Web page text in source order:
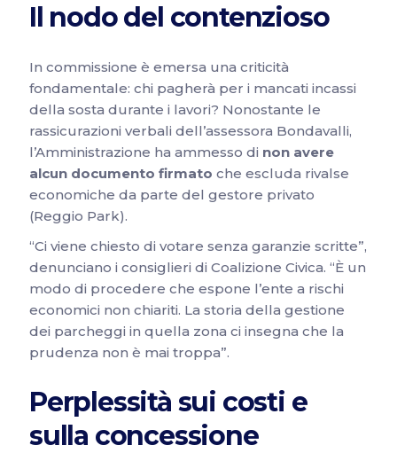
Il nodo del contenzioso
In commissione è emersa una criticità
fondamentale: chi pagherà per i mancati incassi
della sosta durante i lavori? Nonostante le
rassicurazioni verbali dell’assessora Bondavalli,
l’Amministrazione ha ammesso di non avere
alcun documento firmato che escluda rivalse
economiche da parte del gestore privato
(Reggio Park).
“Ci viene chiesto di votare senza garanzie scritte”,
denunciano i consiglieri di Coalizione Civica. “È un
modo di procedere che espone l’ente a rischi
economici non chiariti. La storia della gestione
dei parcheggi in quella zona ci insegna che la
prudenza non è mai troppa”.
Perplessità sui costi e
sulla concessione